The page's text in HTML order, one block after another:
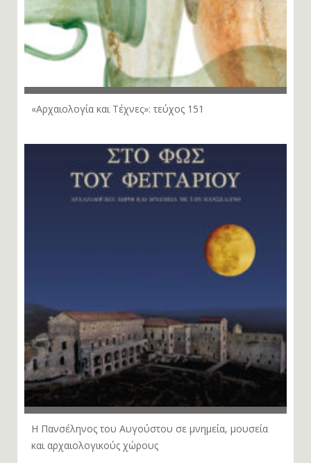
«Αρχαιολογία και Τέχνες»: τεύχος 151
Η Πανσέληνος του Αυγούστου σε μνημεία, μουσεία
και αρχαιολογικούς χώρους